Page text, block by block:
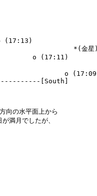
(17:13)
*(金星)
o (17:11)
o
[South]
向の水平面上から
満月でしたが、